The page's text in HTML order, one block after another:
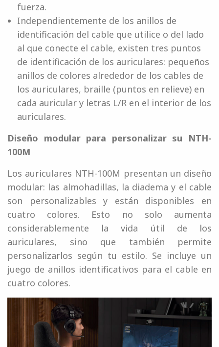
fuerza.
Independientemente de los anillos de
identificación del cable que utilice o del lado
al que conecte el cable, existen tres puntos
de identificación de los auriculares: pequeños
anillos de colores alrededor de los cables de
los auriculares, braille (puntos en relieve) en
cada auricular y letras L/R en el interior de los
auriculares.
Diseño modular para personalizar su NTH-
100M
Los auriculares NTH-100M presentan un diseño
modular: las almohadillas, la diadema y el cable
son personalizables y están disponibles en
cuatro colores. Esto no solo aumenta
considerablemente la vida útil de los
auriculares, sino que también permite
personalizarlos según tu estilo. Se incluye un
juego de anillos identificativos para el cable en
cuatro colores.